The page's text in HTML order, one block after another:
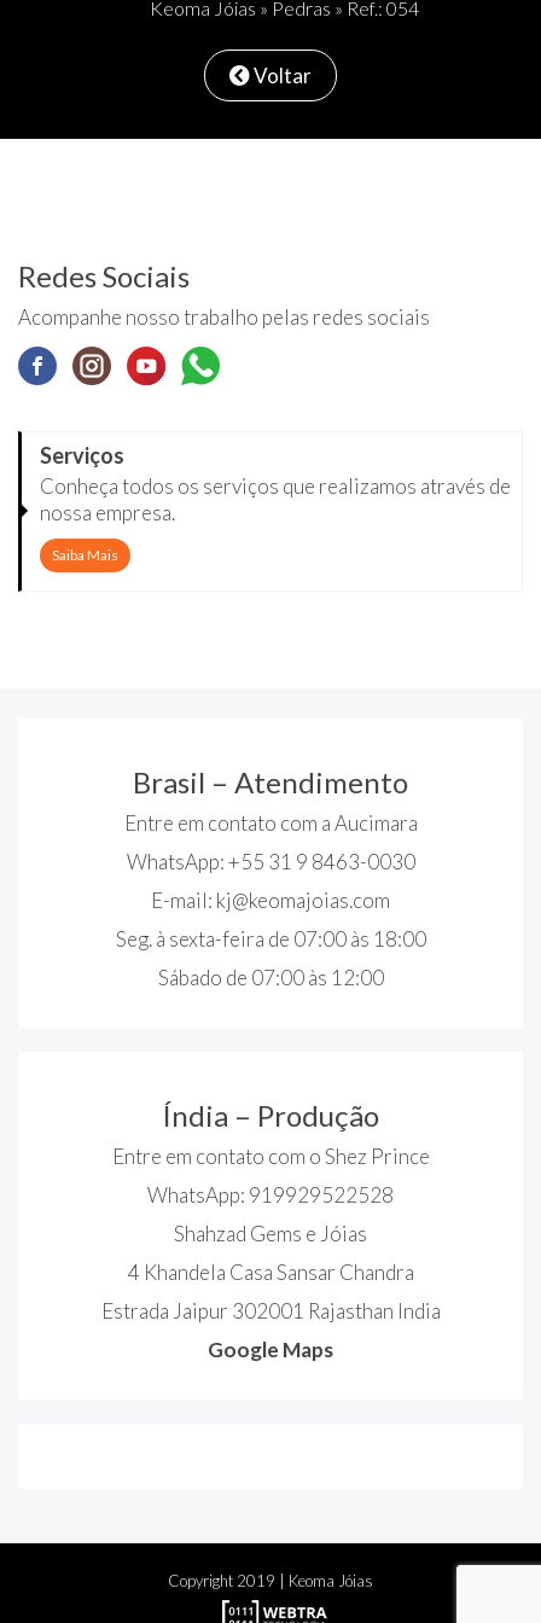
Keoma Jóias » Pedras » Ref.: 054
Voltar
Redes Sociais
Acompanhe nosso trabalho pelas redes sociais
Serviços
Conheça todos os serviços que realizamos através de
nossa empresa.
Saiba Mais
Brasil – Atendimento
Entre em contato com a Aucimara
WhatsApp: +55 31 9 8463-0030
E-mail: kj@keomajoias.com
Seg. à sexta-feira de 07:00 às 18:00
Sábado de 07:00 às 12:00
Índia – Produção
Entre em contato com o Shez Prince
WhatsApp: 919929522528
Shahzad Gems e Jóias
4 Khandela Casa Sansar Chandra
Estrada Jaipur 302001 Rajasthan India
Google Maps
Copyright 2019 | Keoma Jóias